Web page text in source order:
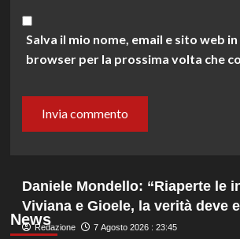
Salva il mio nome, email e sito web
browser per la prossima volta che
News
Daniele Mondello: “Riaperte le
Viviana e Gioele, la verità deve
Redazione 7 Agosto 2026 : 23:45